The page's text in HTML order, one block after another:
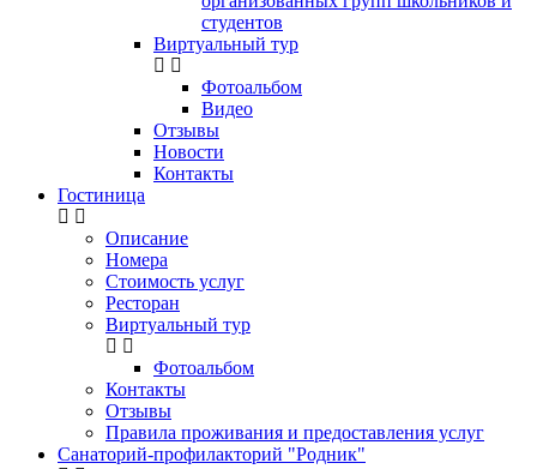
студентов
Виртуальный тур
Фотоальбом
Видео
Отзывы
Новости
Контакты
Гостиница
Описание
Номера
Стоимость услуг
Ресторан
Виртуальный тур
Фотоальбом
Контакты
Отзывы
Правила проживания и предоставления услуг
Санаторий-профилакторий "Родник"